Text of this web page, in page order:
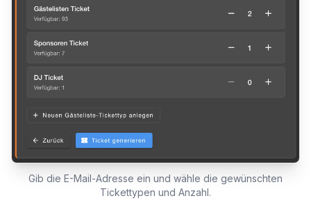
Gib die E-Mail-Adresse ein und wähle die gewünschten
Tickettypen und Anzahl.